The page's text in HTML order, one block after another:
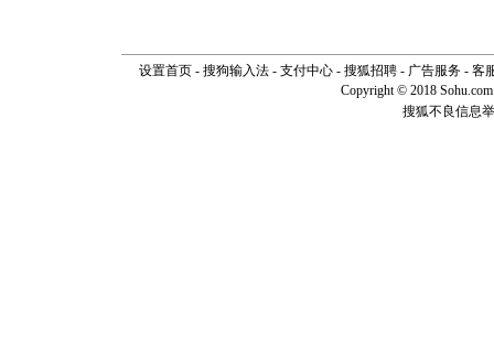
设置首页- 搜狗输入法- 支付中心- 搜狐招聘- 广告服务- 客
Copyright © 2018
搜狐不良信息